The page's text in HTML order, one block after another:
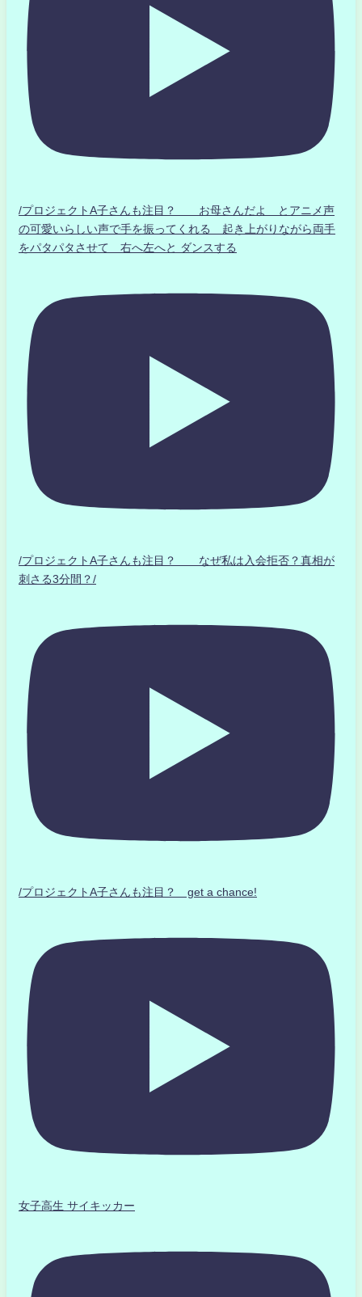
/プロジェクトA子さんも注目？ お母さんだよ とアニメ声
の可愛いらしい声で手を振ってくれる 起き上がりながら両手
をパタパタさせて 右へ左へと ダンスする
/プロジェクトA子さんも注目？ なぜ私は入会拒否？真相が
刺さる3分間？/
/プロジェクトA子さんも注目？ get a chance!
女子高生 サイキッカー